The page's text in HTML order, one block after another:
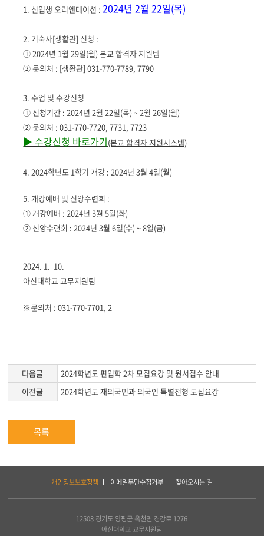
1. 신입생 오리엔테이션 :2024년 2월 22일(목)
2. 기숙사[생활관] 신청 :
① 2024년 1월 29일(월) 본교 합격자 지원템
② 문의처 : [생활관] 031-770-7789, 7790
3. 수업 및 수강신청
① 신청기간 : 2024년 2월 22일(목) ~ 2월 26일(월)
② 문의처 : 031-770-7720, 7731, 7723
▶ 수강신청 바로가기(본교 합격자 지원시스템)
4. 2024학년도 1학기 개강 :2024년 3월 4일(월)
5. 개강예배 및 신앙수련회 :
① 개강예배 :2024년 3월 5일(화)
② 신앙수련회 :2024년 3월 6일(수) ~ 8일(금)
2024. 1. 10.
아신대학교 교무지원팀
※문의처 : 031-770-7701, 2
다음글
2024학년도 편입학 2차 모집요강 및 원서접수 안내
이전글
2024학년도 재외국민과 외국인 특별전형 모집요강
목록
개인정보보호정책 이메일무단수집거부 찾아오시는 길
12508 경기도 양평군 옥천면 경강로 1276
아신대학교 교무지원팀